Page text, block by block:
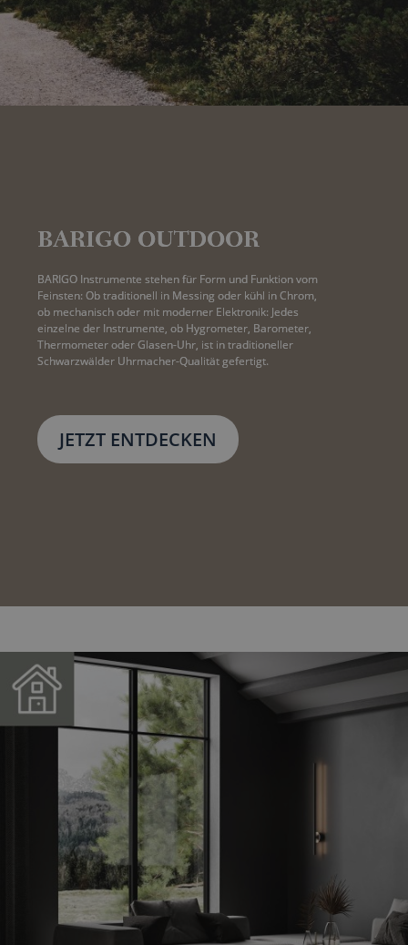
BARIGO OUTDOOR
BARIGO Instrumente stehen für Form und Funktion vom
Feinsten: Ob traditionell in Messing oder kühl in Chrom,
ob mechanisch oder mit moderner Elektronik: Jedes
einzelne der Instrumente, ob Hygrometer, Barometer,
Thermometer oder Glasen-Uhr, ist in traditioneller
Schwarzwälder Uhrmacher-Qualität gefertigt.
JETZT ENTDECKEN